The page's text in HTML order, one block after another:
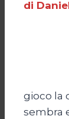
di
gioco la
sembra